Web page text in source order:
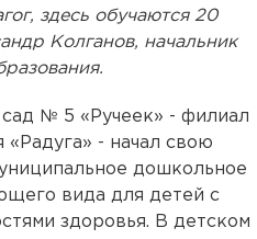
здесь обучаются 20
Колганов, начальник
№ 5 «Ручеек» - филиал
- начал свою
дошкольное
вида для детей с
здоровья. В детском